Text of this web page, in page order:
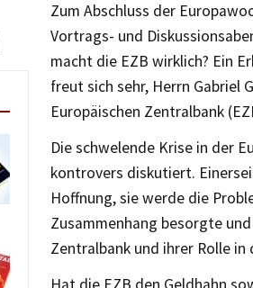
Zum Abschluss der
Vortrags- und
macht die EZB wirklich? Ein
freut sich sehr, Herrn Gabriel
Europäischen Zentralbank
Die schwelende Krise in der
kontrovers diskutiert.
Hoffnung, sie werde die
Zusammenhang besorgte
Zentralbank und ihrer Rolle